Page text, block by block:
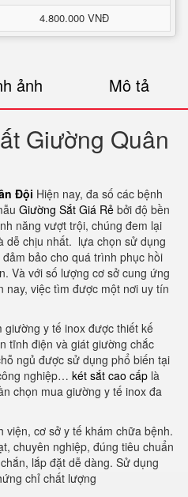
4.800.000 VNĐ
ảnh Mô tả
Giường Quân
Đội Hiện nay, đa số các bệnh
Giường Sắt Giá Rẻ bởi độ bền
năng vượt trội, chúng đem lại
dễ chịu nhất. lựa chọn sử dụng
bảo cho quá trình phục hồi
Và với số lượng cơ sở cung ứng
nay, việc tìm được một nơi uy tín
giường y tế inox được thiết kế
tĩnh điện và giát giường chắc
ngủ được sử dụng phổ biến tại
nghiệp… két sắt cao cấp là
chọn mua giường y tế inox đa
viện, cơ sở y tế khám chữa bệnh.
chuyên nghiệp, đúng tiêu chuẩn
lắp đặt dễ dàng. Sử dụng
chỉ chất lượng